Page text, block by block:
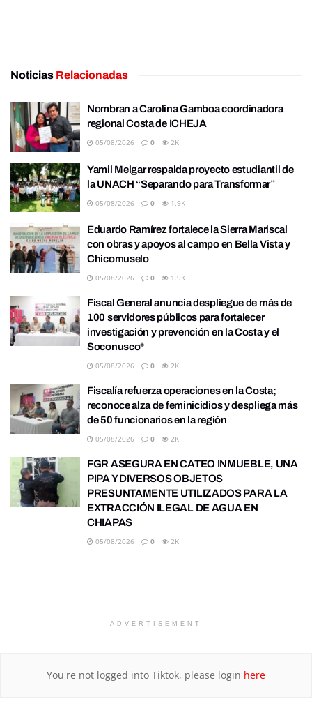
Noticias Relacionadas
Nombran a Carolina Gamboa coordinadora
regional Costa de ICHEJA
05/08/2026 0 2K
Yamil Melgar respalda proyecto estudiantil de
la UNACH “Separando para Transformar”
05/08/2026 0 1.9K
Eduardo Ramírez fortalece la Sierra Mariscal
con obras y apoyos al campo en Bella Vista y
Chicomuselo
05/08/2026 0 1.9K
Fiscal General anuncia despliegue de más de
100 servidores públicos para fortalecer
investigación y prevención en la Costa y el
Soconusco*
05/08/2026 0 2K
Fiscalía refuerza operaciones en la Costa;
reconoce alza de feminicidios y despliega más
de 50 funcionarios en la región
05/08/2026 0 2K
FGR ASEGURA EN CATEO INMUEBLE, UNA
PIPA Y DIVERSOS OBJETOS
PRESUNTAMENTE UTILIZADOS PARA LA
EXTRACCIÓN ILEGAL DE AGUA EN
CHIAPAS
05/08/2026 0 2K
ADVERTISEMENT
You're not logged into Tiktok, please login here